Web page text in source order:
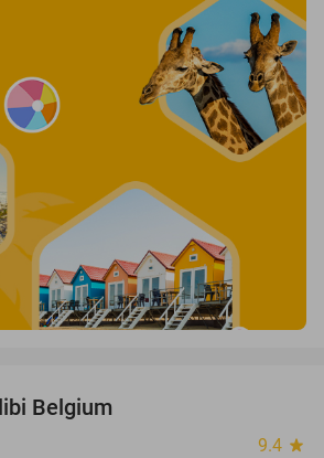
Belgium
9.4 star